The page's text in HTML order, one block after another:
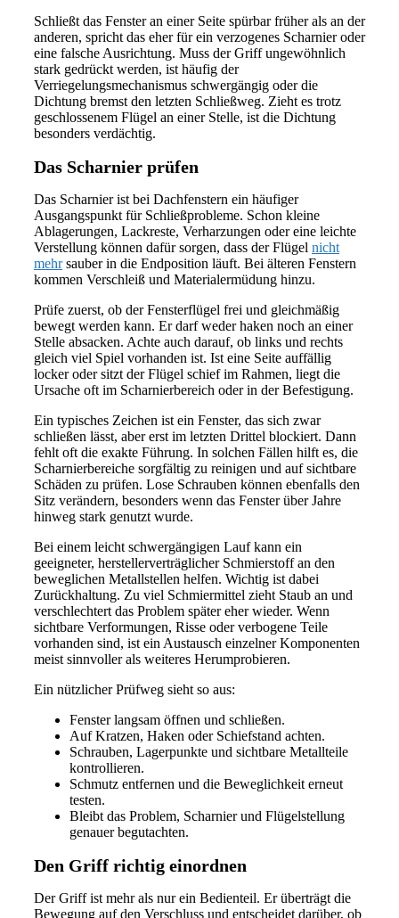
Schließt das Fenster an einer Seite spürbar früher als an der
anderen, spricht das eher für ein verzogenes Scharnier oder
eine falsche Ausrichtung. Muss der Griff ungewöhnlich
stark gedrückt werden, ist häufig der
Verriegelungsmechanismus schwergängig oder die
Dichtung bremst den letzten Schließweg. Zieht es trotz
geschlossenem Flügel an einer Stelle, ist die Dichtung
besonders verdächtig.
Das Scharnier prüfen
Das Scharnier ist bei Dachfenstern ein häufiger
Ausgangspunkt für Schließprobleme. Schon kleine
Ablagerungen, Lackreste, Verharzungen oder eine leichte
Verstellung können dafür sorgen, dass der Flügel nicht
mehrsauber in die Endposition läuft. Bei älteren Fenstern
kommen Verschleiß und Materialermüdung hinzu.
Prüfe zuerst, ob der Fensterflügel frei und gleichmäßig
bewegt werden kann. Er darf weder haken noch an einer
Stelle absacken. Achte auch darauf, ob links und rechts
gleich viel Spiel vorhanden ist. Ist eine Seite auffällig
locker oder sitzt der Flügel schief im Rahmen, liegt die
Ursache oft im Scharnierbereich oder in der Befestigung.
Ein typisches Zeichen ist ein Fenster, das sich zwar
schließen lässt, aber erst im letzten Drittel blockiert. Dann
fehlt oft die exakte Führung. In solchen Fällen hilft es, die
Scharnierbereiche sorgfältig zu reinigen und auf sichtbare
Schäden zu prüfen. Lose Schrauben können ebenfalls den
Sitz verändern, besonders wenn das Fenster über Jahre
hinweg stark genutzt wurde.
Bei einem leicht schwergängigen Lauf kann ein
geeigneter, herstellerverträglicher Schmierstoff an den
beweglichen Metallstellen helfen. Wichtig ist dabei
Zurückhaltung. Zu viel Schmiermittel zieht Staub an und
verschlechtert das Problem später eher wieder. Wenn
sichtbare Verformungen, Risse oder verbogene Teile
vorhanden sind, ist ein Austausch einzelner Komponenten
meist sinnvoller als weiteres Herumprobieren.
Ein nützlicher Prüfweg sieht so aus:
Fenster langsam öffnen und schließen.
Auf Kratzen, Haken oder Schiefstand achten.
Schrauben, Lagerpunkte und sichtbare Metallteile
kontrollieren.
Schmutz entfernen und die Beweglichkeit erneut
testen.
Bleibt das Problem, Scharnier und Flügelstellung
genauer begutachten.
Den Griff richtig einordnen
Der Griff ist mehr als nur ein Bedienteil. Er überträgt die
Bewegung auf den Verschluss und entscheidet darüber, ob